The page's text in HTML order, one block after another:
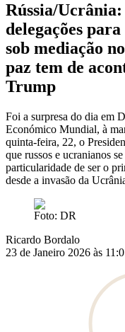
Rússia/
delegações
sob mediação
paz tem de
Trump
Foi a surpresa do dia em
Económico Mundial, à
quinta-feira, 22, o
que russos e ucranianos
particularidade de ser o
desde a invasão da
Foto: DR
Ricardo Bordalo
23 de Janeiro 2026 às